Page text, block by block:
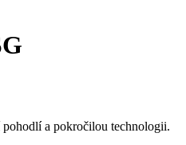
a pokročilou technologii.